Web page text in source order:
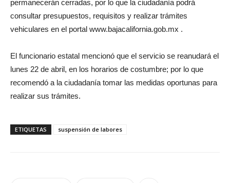
permanecerán cerradas, por lo que la ciudadanía podrá
consultar presupuestos, requisitos y realizar trámites
vehiculares en el portal www.bajacalifornia.gob.mx .
El funcionario estatal mencionó que el servicio se reanudará el
lunes 22 de abril, en los horarios de costumbre; por lo que
recomendó a la ciudadanía tomar las medidas oportunas para
realizar sus trámites.
ETIQUETAS suspensión de labores